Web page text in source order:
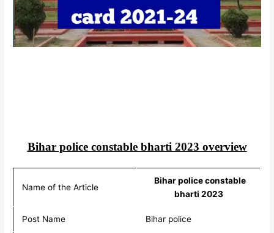
Bihar police constable bharti 2023 overview
Name of the Article
Bihar police constable
bharti 2023
Post Name Bihar police